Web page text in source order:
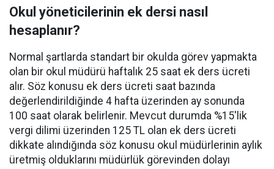
Okul yöneticilerinin ek dersi nasıl
hesaplanır?
Normal şartlarda standart bir okulda görev yapmakta
olan bir okul müdürü haftalık 25 saat ek ders ücreti
alır. Söz konusu ek ders ücreti saat bazında
değerlendirildiğinde 4 hafta üzerinden ay sonunda
100 saat olarak belirlenir. Mevcut durumda %15'lik
vergi dilimi üzerinden 125 TL olan ek ders ücreti
dikkate alındığında söz konusu okul müdürlerinin aylık
üretmiş olduklarını müdürlük görevinden dolayı